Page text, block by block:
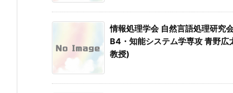
情報処理学会 自然言語処理研究
B4・知能システム学専攻 青野
教授)